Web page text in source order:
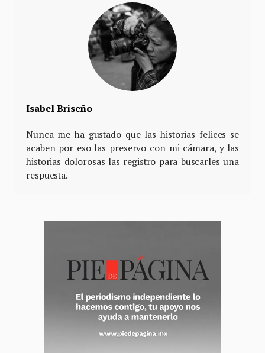
Isabel Briseño
Nunca me ha gustado que las historias felices se
acaben por eso las preservo con mi cámara, y las
historias dolorosas las registro para buscarles una
respuesta.